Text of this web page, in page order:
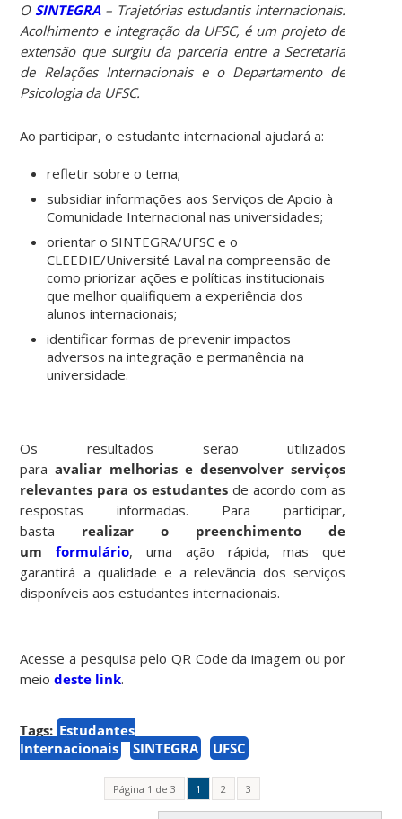
O SINTEGRA– Trajetórias estudantis internacionais:
Acolhimento e integração da UFSC, é um projeto de
extensão que surgiu da parceria entre a Secretaria
de Relações Internacionais e o Departamento de
Psicologia da UFSC.
Ao participar, o estudante internacional ajudará a:
refletir sobre o tema;
subsidiar informações aos Serviços de Apoio à
Comunidade Internacional nas universidades;
orientar o SINTEGRA/UFSC e o
CLEEDIE/Université Laval na compreensão de
como priorizar ações e políticas institucionais
que melhor qualifiquem a experiência dos
alunos internacionais;
identificar formas de prevenir impactos
adversos na integração e permanência na
universidade.
Os resultados serão utilizados
paraavaliar melhorias e desenvolver serviços
relevantes para os estudantesde acordo com as
respostas informadas. Para participar,
basta realizar o preenchimento de
umformulário, uma ação rápida, mas que
garantirá a qualidade e a relevância dos serviços
disponíveis aos estudantes internacionais.
Acesse a pesquisa pelo QR Code da imagem ou por
meiodeste link.
Tags: Estudantes
Internacionais
SINTEGRA UFSC
Página 1 de 3 1 2 3